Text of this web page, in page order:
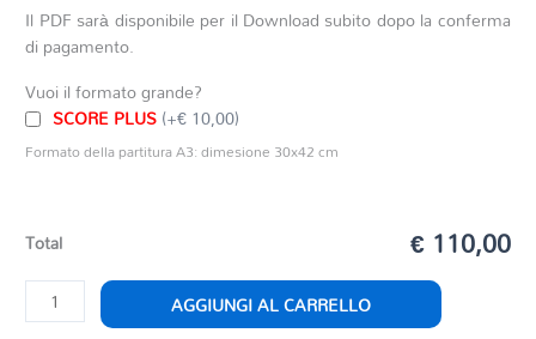
Il PDF sarà disponibile per il Download subito dopo la conferma
di pagamento.
Vuoi il formato grande?
SCORE PLUS(+€ 10,00)
Formato della partitura A3: dimesione 30x42 cm
Total € 110,00
OMAGGIO
A
AGGIUNGI AL CARRELLO